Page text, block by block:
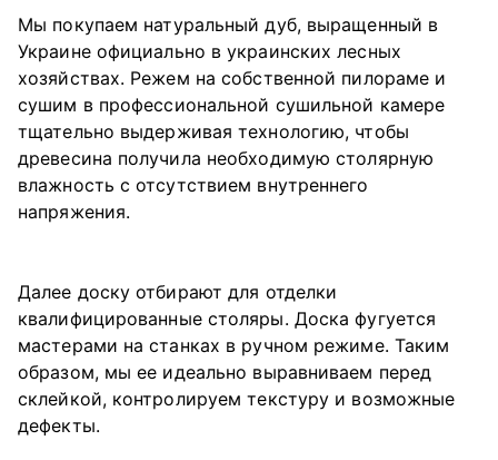
Мы покупаем натуральный дуб, выращенный в
Украине официально в украинских лесных
хозяйствах. Режем на собственной пилораме и
сушим в профессиональной сушильной камере
тщательно выдерживая технологию, чтобы
древесина получила необходимую столярную
влажность с отсутствием внутреннего
напряжения.
Далее доску отбирают для отделки
квалифицированные столяры. Доска фугуется
мастерами на станках в ручном режиме. Таким
образом, мы ее идеально выравниваем перед
склейкой, контролируем текстуру и возможные
дефекты.